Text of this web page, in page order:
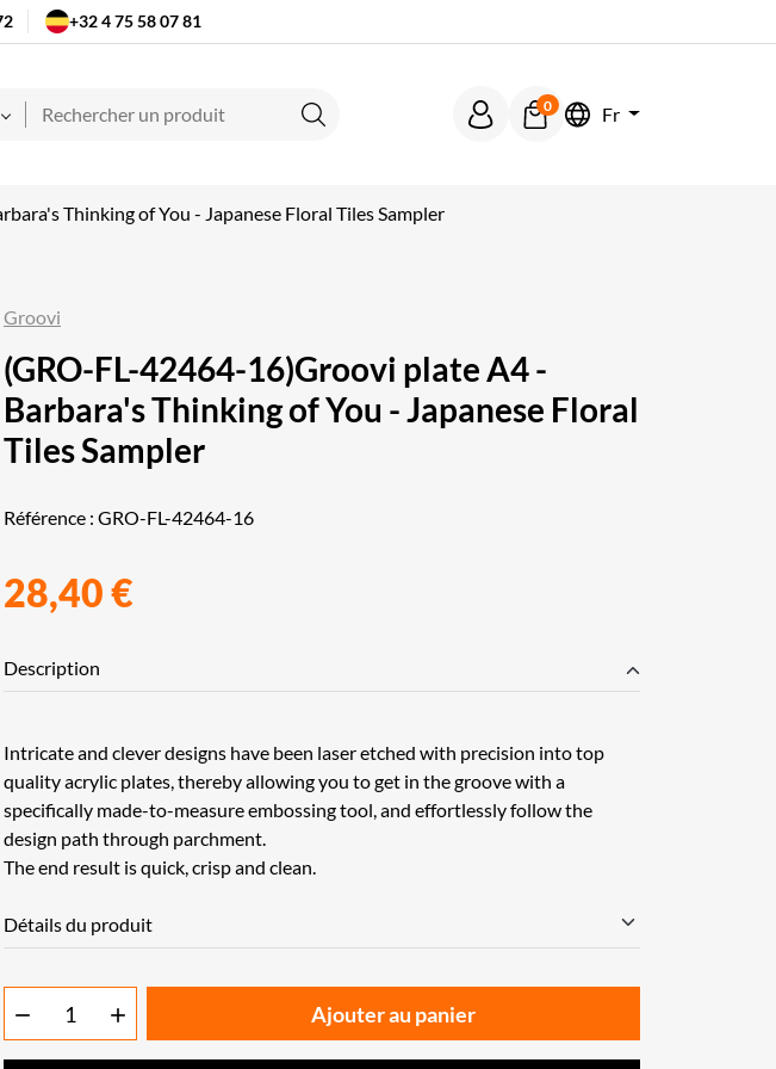
+32 4 75 58 07 81
Rechercher
0 Fr
Thinking of You - Japanese Floral Tiles Sampler
Groovi
(GRO-FL-42464-16)Groovi plate A4 -
Barbara's Thinking of You - Japanese Floral
Tiles Sampler
Référence : GRO-FL-42464-16
28,40 €
Description
Intricate and clever designs have been laser etched with precision into top
quality acrylic plates, thereby allowing you to get in the groove with a
specifically made-to-measure embossing tool, and effortlessly follow the
design path through parchment.
The end result is quick, crisp and clean.
Détails du produit
  Ajouter au panier